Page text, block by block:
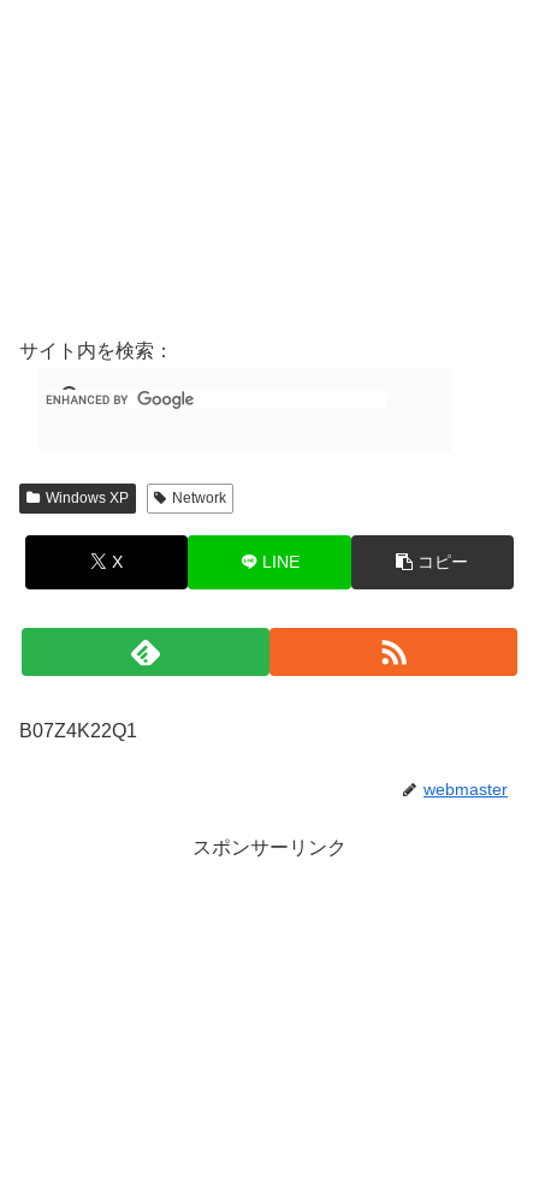
サイト内を検索：
Windows XP Network
X LINE コピー
B07Z4K22Q1
webmaster
スポンサーリンク